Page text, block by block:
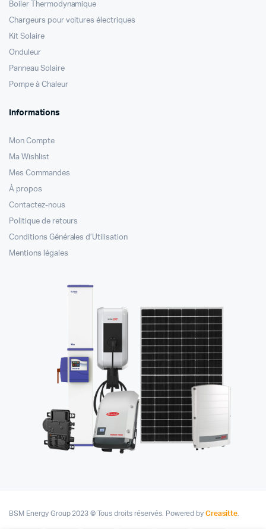
Boiler Thermodynamique
Chargeurs pour voitures électriques
Kit Solaire
Onduleur
Panneau Solaire
Pompe à Chaleur
Informations
Mon Compte
Ma Wishlist
Mes Commandes
À propos
Contactez-nous
Politique de retours
Conditions Générales d’Utilisation
Mentions légales
BSM Energy Group 2023 © Tous droits réservés. Powered byCreasitte